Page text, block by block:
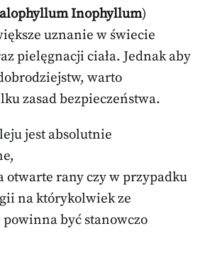
Inophyllum)
uznanie w świecie
pielęgnacji ciała. Jednak aby
warto
zasad bezpieczeństwa.
jest absolutnie
otwarte rany czy w przypadku
na którykolwiek ze
powinna być stanowczo